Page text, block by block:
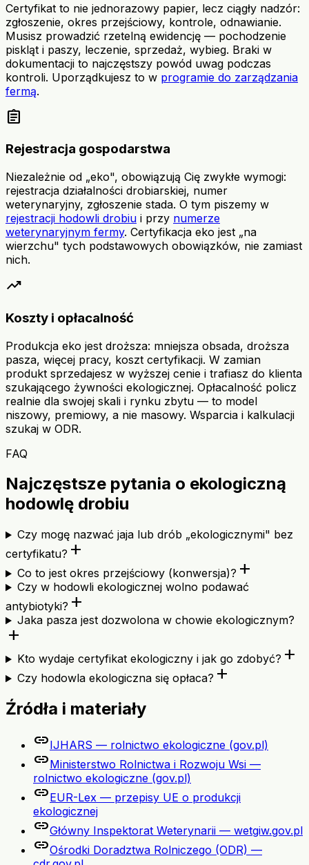
Certyfikat to nie jednorazowy papier, lecz ciągły nadzór:
zgłoszenie, okres przejściowy, kontrole, odnawianie.
Musisz prowadzić rzetelną ewidencję — pochodzenie
piskląt i paszy, leczenie, sprzedaż, wybieg. Braki w
dokumentacji to najczęstszy powód uwag podczas
kontroli. Uporządkujesz to w programie do zarządzania
fermą.
assignment
Rejestracja gospodarstwa
Niezależnie od „eko", obowiązują Cię zwykłe wymogi:
rejestracja działalności drobiarskiej, numer
weterynaryjny, zgłoszenie stada. O tym piszemy w
rejestracji hodowli drobiu i przy numerze
weterynaryjnym fermy. Certyfikacja eko jest „na
wierzchu" tych podstawowych obowiązków, nie zamiast
nich.
trending_up
Koszty i opłacalność
Produkcja eko jest droższa: mniejsza obsada, droższa
pasza, więcej pracy, koszt certyfikacji. W zamian
produkt sprzedajesz w wyższej cenie i trafiasz do klienta
szukającego żywności ekologicznej. Opłacalność policz
realnie dla swojej skali i rynku zbytu — to model
niszowy, premiowy, a nie masowy. Wsparcia i kalkulacji
szukaj w ODR.
FAQ
Najczęstsze pytania o ekologiczną
hodowlę drobiu
Czy mogę nazwać jaja lub drób „ekologicznymi" bez
certyfikatu? add
Co to jest okres przejściowy (konwersja)? add
Czy w hodowli ekologicznej wolno podawać
antybiotyki? add
Jaka pasza jest dozwolona w chowie ekologicznym?
add
Kto wydaje certyfikat ekologiczny i jak go zdobyć? add
Czy hodowla ekologiczna się opłaca? add
Źródła i materiały
linkIJHARS — rolnictwo ekologiczne (gov.pl)
linkMinisterstwo Rolnictwa i Rozwoju Wsi —
rolnictwo ekologiczne (gov.pl)
linkEUR-Lex — przepisy UE o produkcji
ekologicznej
linkGłówny Inspektorat Weterynarii — wetgiw.gov.pl
linkOśrodki Doradztwa Rolniczego (ODR) —